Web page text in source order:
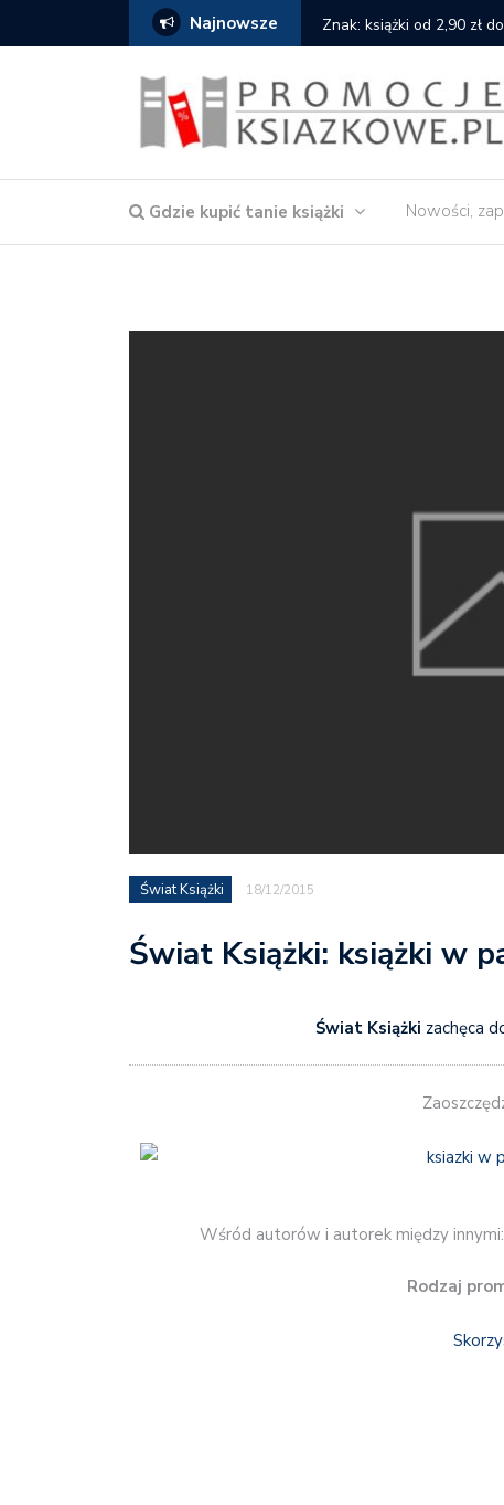
Najnowsze Znak: książki od 2,90 zł
Gdzie kupić tanie książki Nowości,
Świat Książki 18/12/2015
Świat Książki: książki w
Świat Książki zachęca
Wśród autorów i autorek między innymi:
Rodzaj